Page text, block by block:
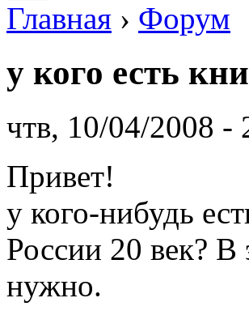
Главная › Форум
у кого есть
чтв, 10/04/2008
Привет!
у кого-нибудь
России 20 век? В
нужно.